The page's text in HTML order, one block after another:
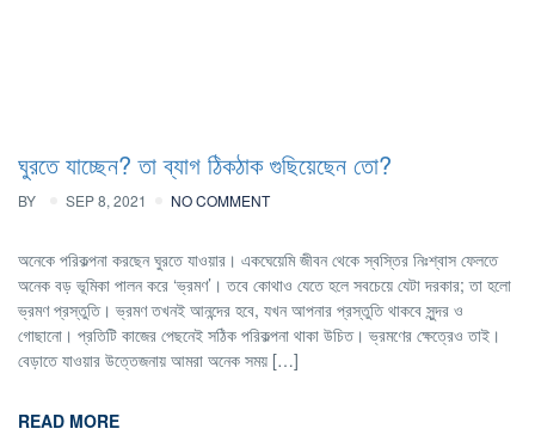
ঘুরতে যাচ্ছেন? তা ব্যাগ ঠিকঠাক গুছিয়েছেন তো?
BY SEP 8, 2021 NO COMMENT
অনেকে পরিকল্পনা করছেন ঘুরতে যাওয়ার। একঘেয়েমি জীবন থেকে স্বস্তির নিঃশ্বাস ফেলতে
অনেক বড় ভূমিকা পালন করে ‘ভ্রমণ’। তবে কোথাও যেতে হলে সবচেয়ে যেটা দরকার; তা হলো
ভ্রমণ প্রস্তুতি। ভ্রমণ তখনই আনন্দের হবে, যখন আপনার প্রস্তুতি থাকবে সুন্দর ও
গোছানো। প্রতিটি কাজের পেছনেই সঠিক পরিকল্পনা থাকা উচিত। ভ্রমণের ক্ষেত্রেও তাই।
বেড়াতে যাওয়ার উত্তেজনায় আমরা অনেক সময় […]
READ MORE